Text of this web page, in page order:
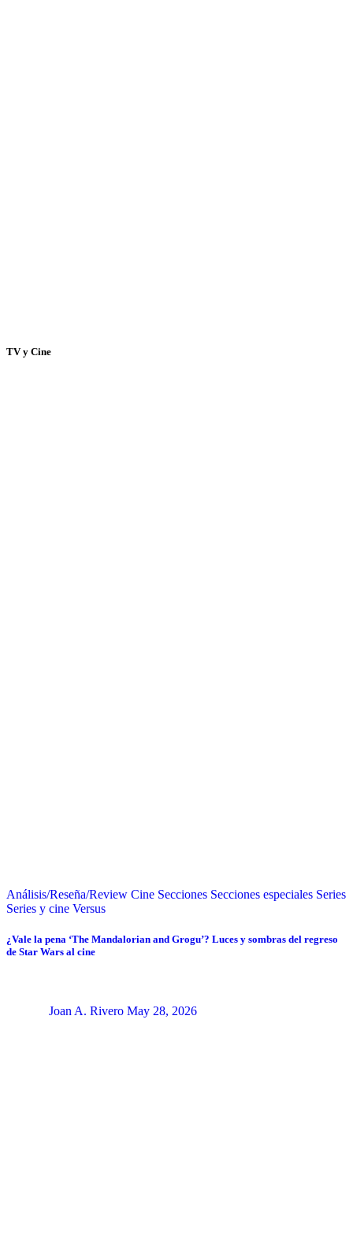
TV y Cine
Análisis/Reseña/Review Cine Secciones Secciones especiales Series
Series y cine Versus
¿Vale la pena ‘The Mandalorian and Grogu’? Luces y sombras del regreso
de Star Wars al cine
Joan A. Rivero May 28, 2026